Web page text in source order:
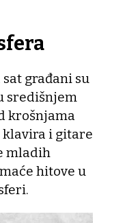
sat građani su
središnjem
krošnjama
klavira i gitare
mladih
hitove u